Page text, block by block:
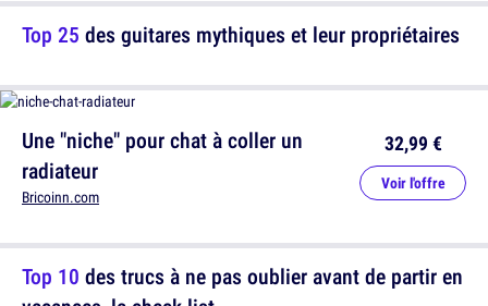
Top 25 des guitares mythiques et leur propriétaires
Une "niche" pour chat à coller un
radiateur
Bricoinn.com
32,99 €
Voir l'offre
Top 10 des trucs à ne pas oublier avant de partir en